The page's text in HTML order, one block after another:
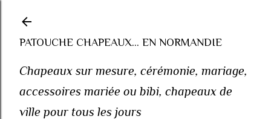
PATOUCHE CHAPEAUX... EN NORMANDIE
Chapeaux sur mesure, cérémonie, mariage,
accessoires mariée ou bibi, chapeaux de
ville pour tous les jours